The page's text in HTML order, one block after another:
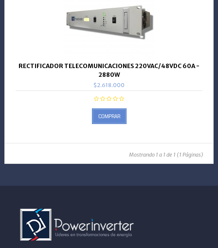
RECTIFICADOR TELECOMUNICACIONES 220VAC/48VDC 60A -
2880W
$2.618.000
COMPRAR
Mostrando 1 a 1 de 1 (1 Páginas)